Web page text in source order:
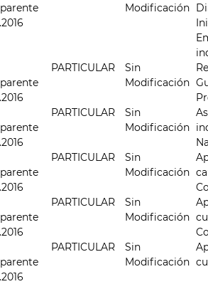
Modificación
PARTICULAR
Sin
Modificación
PARTICULAR
Sin
Modificación
PARTICULAR
Sin
Modificación
PARTICULAR
Sin
Modificación
PARTICULAR
Sin
Modificación